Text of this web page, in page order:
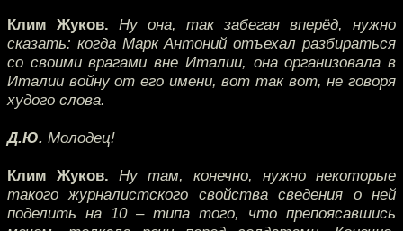
Клим Жуков. Ну она, так забегая вперёд, нужно
сказать: когда Марк Антоний отъехал разбираться
со своими врагами вне Италии, она организовала в
Италии войну от его имени, вот так вот, не говоря
худого слова.
Д.Ю. Молодец!
Клим Жуков. Ну там, конечно, нужно некоторые
такого журналистского свойства сведения о ней
поделить на 10 – типа того, что препоясавшись